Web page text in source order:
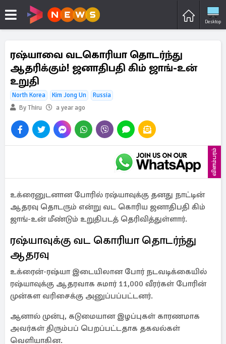
Desktop
ரஷ்யாவை வடகொரியா தொடர்ந்து
ஆதரிக்கும்! ஜனாதிபதி கிம் ஜாங்-உன்
உறுதி
North Korea Kim Jong Un
Russia
By Thiru
a year ago
விளம்பரம்
உக்ரைனுடனான போரில் ரஷ்யாவுக்கு தனது நாட்டின்
ஆதரவு தொடரும் என்று வட கொரிய ஜனாதிபதி கிம்
ஜாங்-உன் மீண்டும் உறுதிபடத் தெரிவித்துள்ளார்.
ரஷ்யாவுக்கு வட கொரியா தொடர்ந்து
ஆதரவு
உக்ரைன்-ரஷ்யா இடையிலான போர் நடவடிக்கையில்
ரஷ்யாவுக்கு ஆதரவாக சுமார் 11,000 வீரர்கள் போரின்
முன்கள வரிசைக்கு அனுப்பப்பட்டனர்.
ஆனால் முன்பு, கடுமையான இழப்புகள் காரணமாக
அவர்கள் திரும்பப் பெறப்பட்டதாக தகவல்கள்
வெளியாகின.